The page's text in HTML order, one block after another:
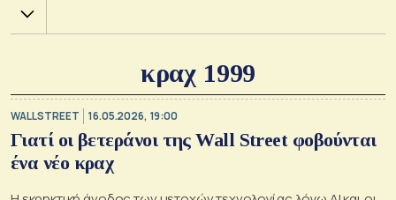
Χ.Α.
κραχ 1999
WALL STREET 16.05.2026, 19:00
Γιατί οι βετεράνοι της Wall Street φοβούνται
ένα νέο κραχ